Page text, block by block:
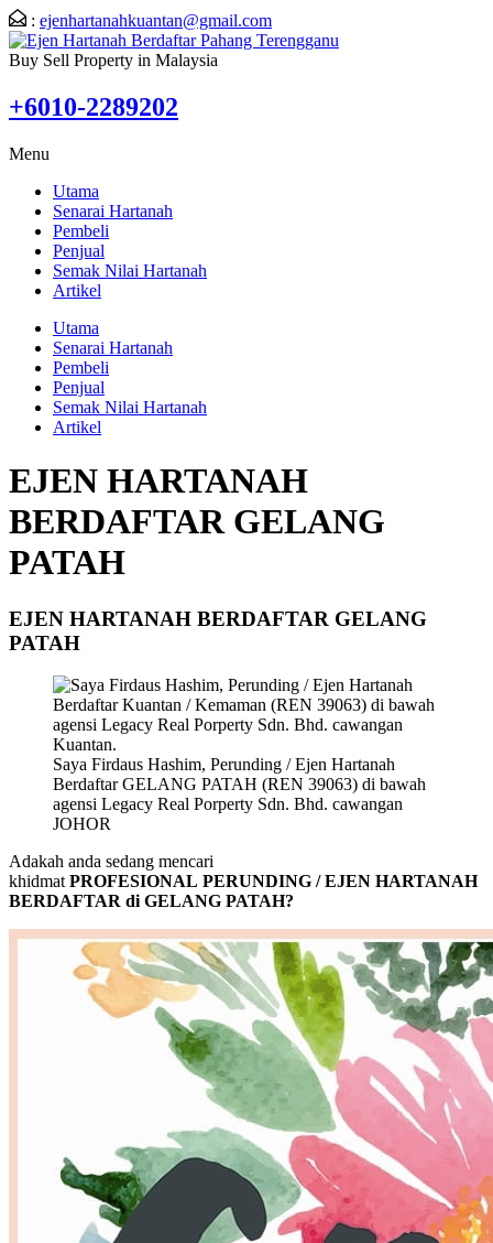
: ejenhartanahkuantan@gmail.com
Buy Sell Property in Malaysia
+6010-2289202
Menu
Utama
Senarai Hartanah
Pembeli
Penjual
Semak Nilai Hartanah
Artikel
Utama
Senarai Hartanah
Pembeli
Penjual
Semak Nilai Hartanah
Artikel
EJEN HARTANAH
BERDAFTAR GELANG
PATAH
EJEN HARTANAH BERDAFTAR GELANG
PATAH
Saya Firdaus Hashim, Perunding / Ejen Hartanah
Berdaftar GELANG PATAH (REN 39063) di bawah
agensi Legacy Real Porperty Sdn. Bhd. cawangan
JOHOR
Adakah anda sedang mencari
khidmatPROFESIONAL PERUNDING / EJEN HARTANAH
BERDAFTAR di GELANG PATAH?